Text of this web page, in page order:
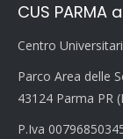
CUS PARMA
Centro
Parco Area delle
43124 Parma PR
P.Iva